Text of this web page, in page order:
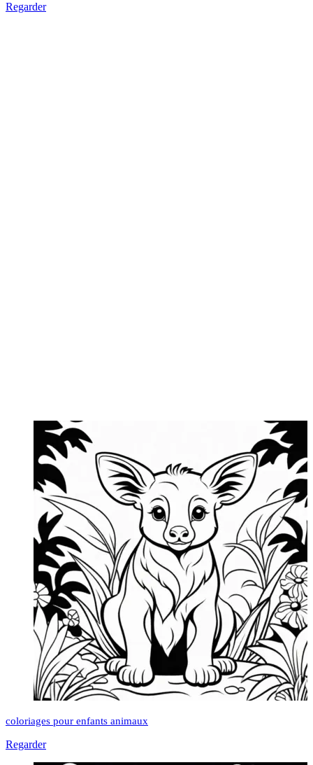
Regarder
coloriages pour enfants animaux
Regarder